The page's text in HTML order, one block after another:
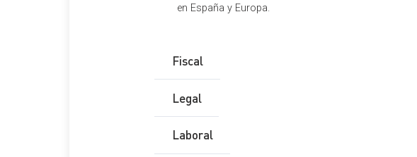
en España y Europa.
Fiscal
Legal
Laboral